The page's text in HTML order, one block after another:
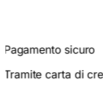
Pagamento sicuro
Tramite carta di